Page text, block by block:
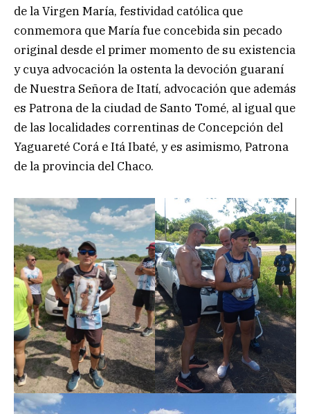
de la Virgen María, festividad católica que
conmemora que María fue concebida sin pecado
original desde el primer momento de su existencia
y cuya advocación la ostenta la devoción guaraní
de Nuestra Señora de Itatí, advocación que además
es Patrona de la ciudad de Santo Tomé, al igual que
de las localidades correntinas de Concepción del
Yaguareté Corá e Itá Ibaté, y es asimismo, Patrona
de la provincia del Chaco.